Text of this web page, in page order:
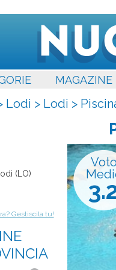
MAGAZINE
Lodi > Lodi >
Lodi ( LO)
Gestiscila tu!